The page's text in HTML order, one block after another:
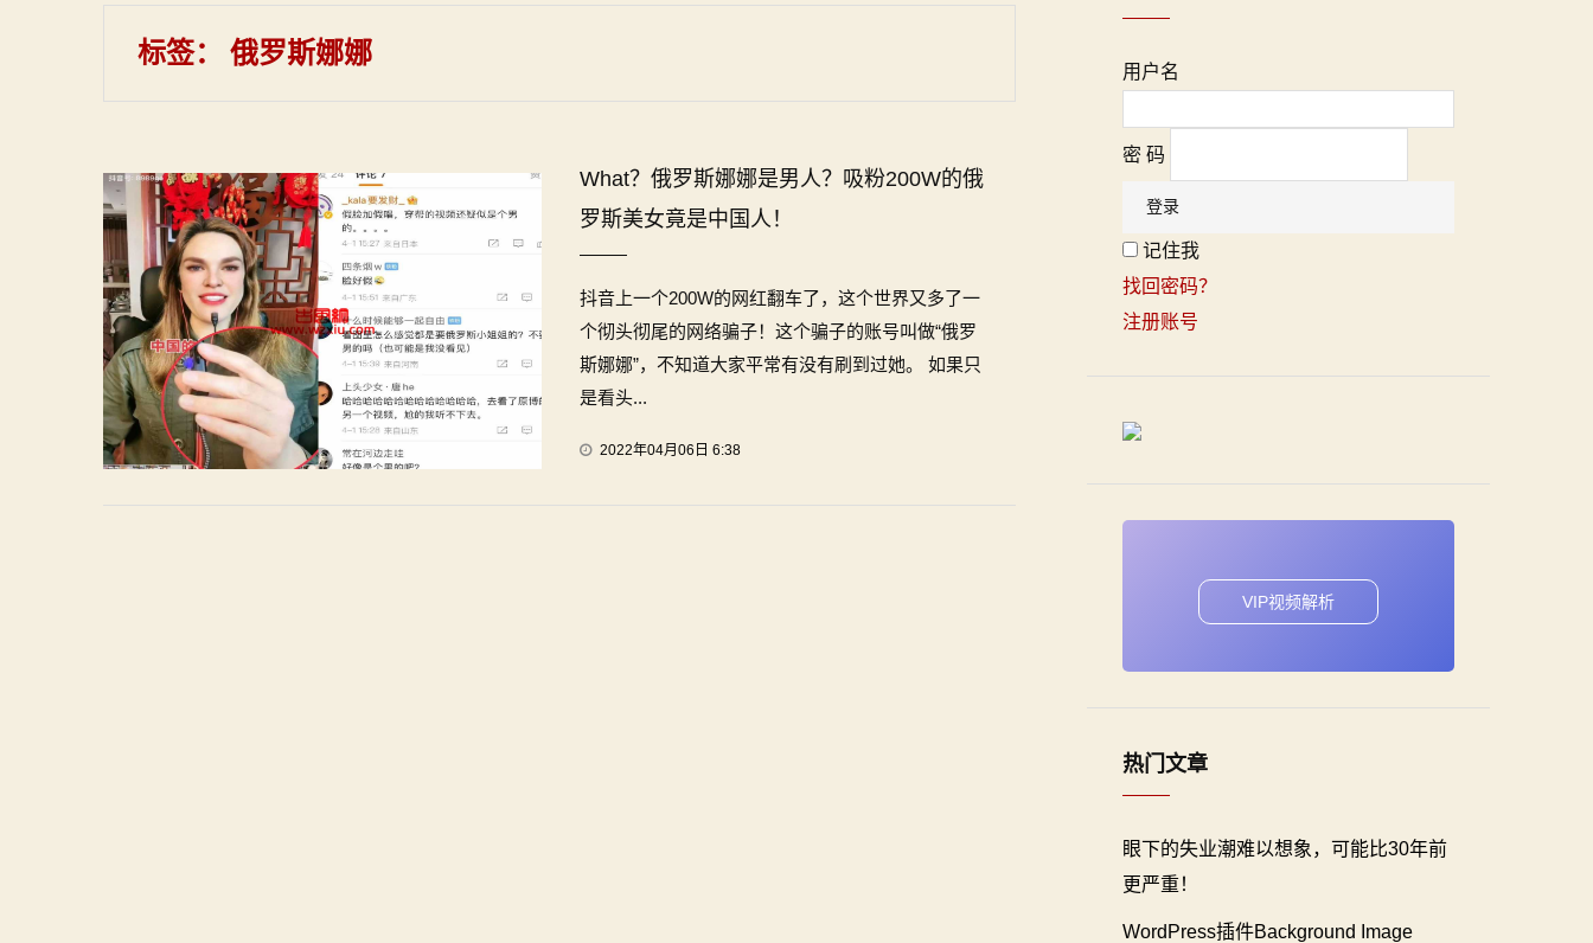
标签： 俄罗斯娜娜
What？俄罗斯娜娜是男人？吸粉200W的俄
罗斯美女竟是中国人！
抖音上一个200W的网红翻车了，这个世界又多了一
个彻头彻尾的网络骗子！这个骗子的账号叫做“俄罗
斯娜娜”，不知道大家平常有没有刷到过她。 如果只
是看头...
2022年04月06日 6:38
用户名
密 码
记住我
找回密码？
注册账号
VIP视频解析
热门文章
眼下的失业潮难以想象，可能比30年前
更严重！
WordPress插件Background Image